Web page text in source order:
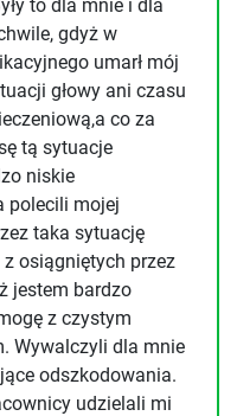
to dla mnie i dla
gdyż w
umarł mój
głowy ani czasu
co za
tą sytuacje
niskie
polecili mojej
taka sytuację
osiągniętych przez
jestem bardzo
z czystym
Wywalczyli dla mnie
odszkodowania.
udzielali mi